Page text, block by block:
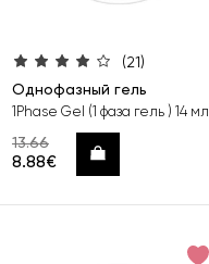
(21)
Однофазный гель
1Phase Gel (1 фаза гель ) 14 мл
13.66
8.88€ Купить